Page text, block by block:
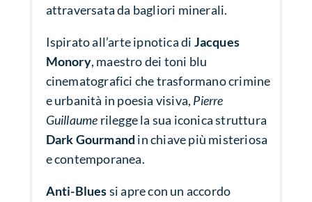
attraversata da bagliori minerali.
Ispirato all’arte ipnotica di Jacques
Monory, maestro dei toni blu
cinematografici che trasformano crimine
e urbanità in poesia visiva, Pierre
Guillaume rilegge la sua iconica struttura
Dark Gourmand in chiave più misteriosa
e contemporanea.
Anti-Bluessi apre con un accordo